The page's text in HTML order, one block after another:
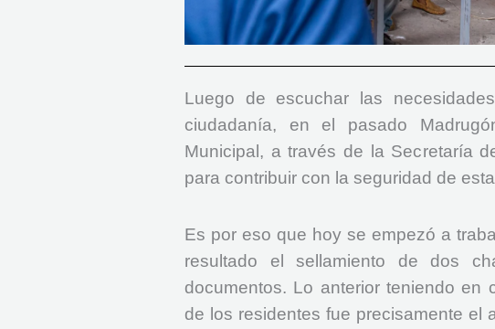
Luego de escuchar las
ciudadanía, en el pasado
Municipal, a través de la Secretaría
para contribuir con la seguridad de
Es por eso que hoy se empezó a
resultado el sellamiento de dos
documentos. Lo anterior teniendo
de los residentes fue precisamente el